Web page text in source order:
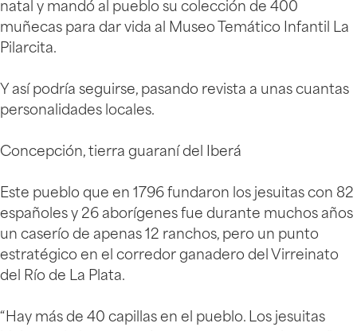
natal y mandó al pueblo su colección de 400
muñecas para dar vida al Museo Temático Infantil La
Pilarcita.
Y así podría seguirse, pasando revista a unas cuantas
personalidades locales.
Concepción, tierra guaraní del Iberá
Este pueblo que en 1796 fundaron los jesuitas con 82
españoles y 26 aborígenes fue durante muchos años
un caserío de apenas 12 ranchos, pero un punto
estratégico en el corredor ganadero del Virreinato
del Río de La Plata.
“Hay más de 40 capillas en el pueblo. Los jesuitas